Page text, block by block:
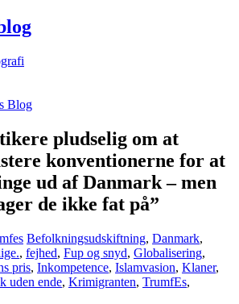
Blog
pludselig om at
konventionerne for at
ud af Danmark – men
de ikke fat på”
Befolkningsudskiftning, Danmark,
, fejhed, Fup og snyd, Globalisering,
pris, Inkompetence, Islamvasion, Klaner,
uden ende, Krimigranten, TrumfEs,